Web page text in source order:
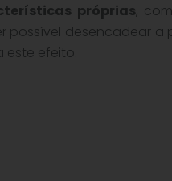
próprias,
possível desencadear a
este efeito.